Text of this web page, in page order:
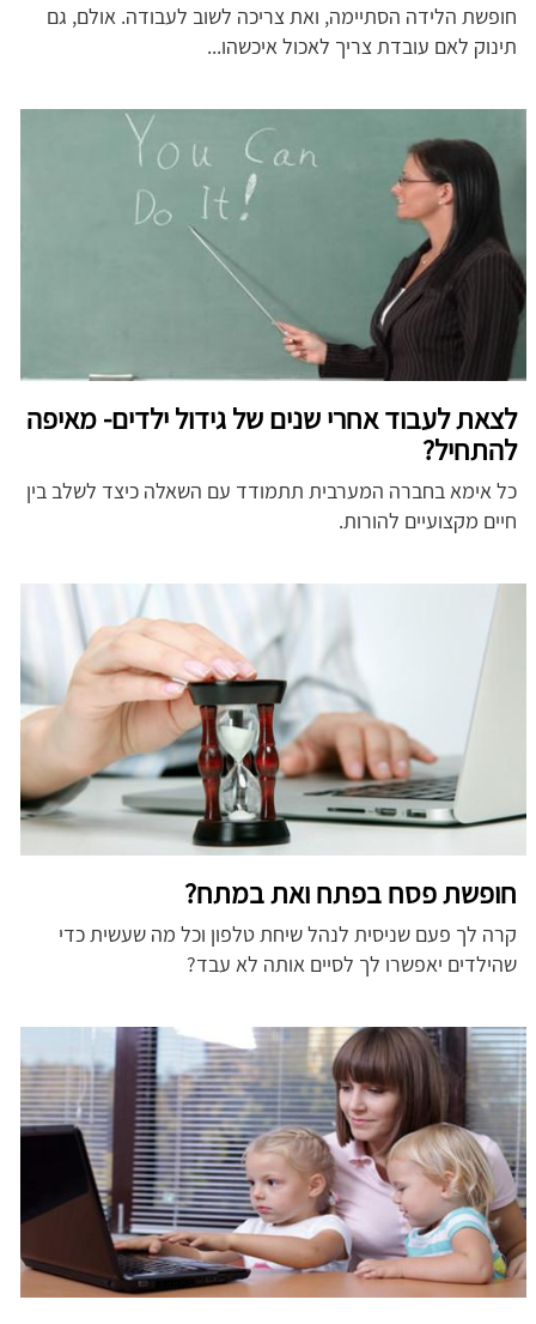
חופשת הלידה הסתיימה, ואת צריכה לשוב לעבודה. אולם, גם
תינוק לאם עובדת צריך לאכול איכשהו...
לצאת לעבוד אחרי שנים של גידול ילדים- מאיפה
להתחיל?
כל אימא בחברה המערבית תתמודד עם השאלה כיצד לשלב בין
חיים מקצועיים להורות.
חופשת פסח בפתח ואת במתח?
קרה לך פעם שניסית לנהל שיחת טלפון וכל מה שעשית כדי
שהילדים יאפשרו לך לסיים אותה לא עבד?